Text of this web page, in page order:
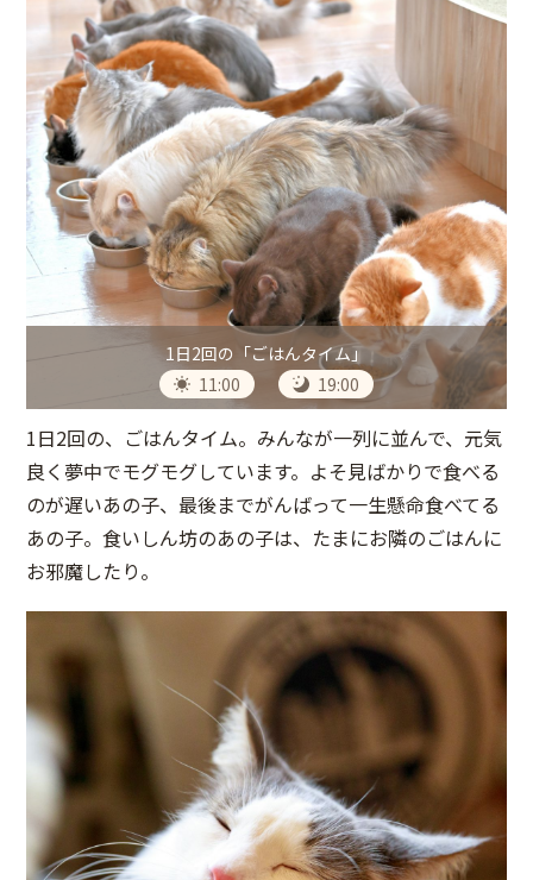
1日2回の「ごはんタイム」
11:00
19:00
1日2回の、ごはんタイム。みんなが一列に並んで、元気
良く夢中でモグモグしています。よそ見ばかりで食べる
のが遅いあの子、最後までがんばって一生懸命食べてる
あの子。食いしん坊のあの子は、たまにお隣のごはんに
お邪魔したり。